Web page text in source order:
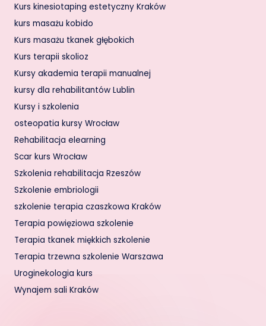
Kurs kinesiotaping estetyczny Kraków
kurs masażu kobido
Kurs masażu tkanek głębokich
Kurs terapii skolioz
Kursy akademia terapii manualnej
kursy dla rehabilitantów Lublin
Kursy i szkolenia
osteopatia kursy Wrocław
Rehabilitacja elearning
Scar kurs Wrocław
Szkolenia rehabilitacja Rzeszów
Szkolenie embriologii
szkolenie terapia czaszkowa Kraków
Terapia powięziowa szkolenie
Terapia tkanek miękkich szkolenie
Terapia trzewna szkolenie Warszawa
Uroginekologia kurs
Wynajem sali Kraków